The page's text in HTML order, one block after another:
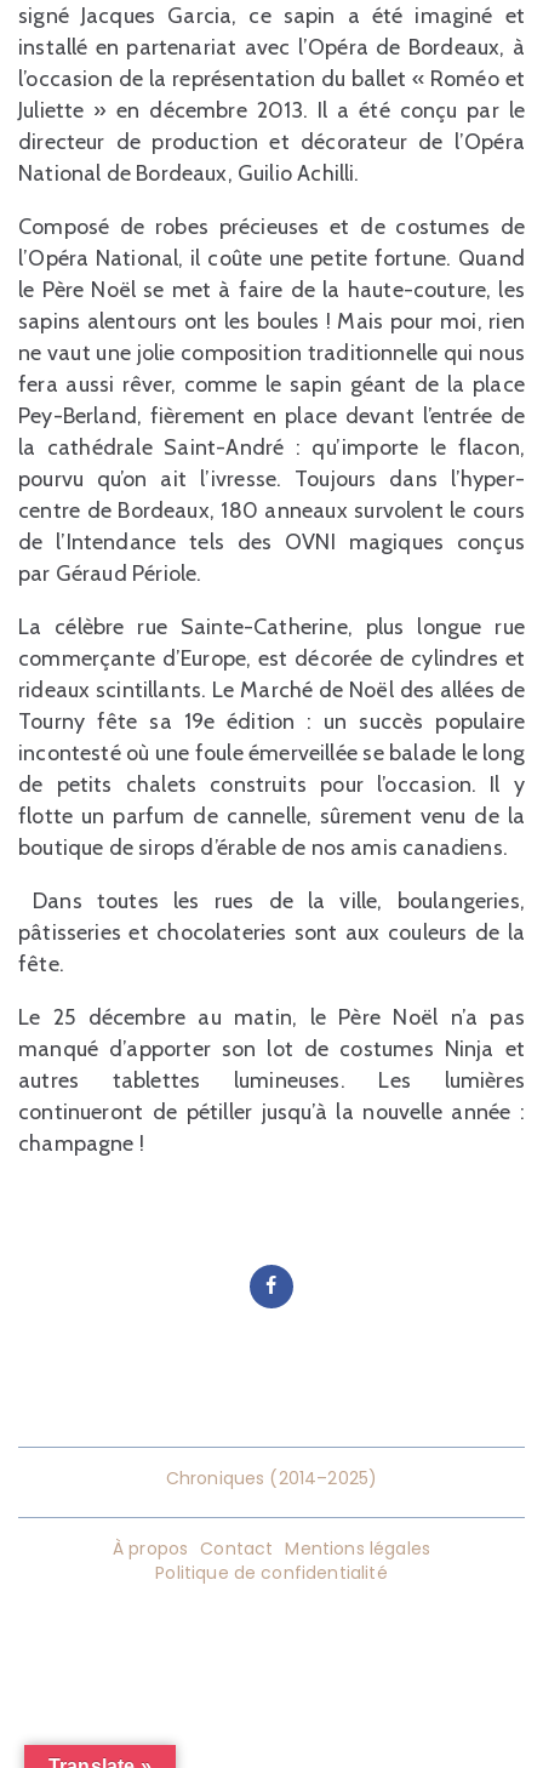
signé Jacques Garcia, ce sapin a été imaginé et
installé en partenariat avec l’Opéra de Bordeaux, à
l’occasion de la représentation du ballet « Roméo et
Juliette » en décembre 2013. Il a été conçu par le
directeur de production et décorateur de l’Opéra
National de Bordeaux, Guilio Achilli.
Composé de robes précieuses et de costumes de
l’Opéra National, il coûte une petite fortune. Quand
le Père Noël se met à faire de la haute-couture, les
sapins alentours ont les boules ! Mais pour moi, rien
ne vaut une jolie composition traditionnelle qui nous
fera aussi rêver, comme le sapin géant de la place
Pey-Berland, fièrement en place devant l’entrée de
la cathédrale Saint-André : qu’importe le flacon,
pourvu qu’on ait l’ivresse. Toujours dans l’hyper-
centre de Bordeaux, 180 anneaux survolent le cours
de l’Intendance tels des OVNI magiques conçus
par Géraud Périole.
La célèbre rue Sainte-Catherine, plus longue rue
commerçante d’Europe, est décorée de cylindres et
rideaux scintillants. Le Marché de Noël des allées de
Tourny fête sa 19e édition : un succès populaire
incontesté où une foule émerveillée se balade le long
de petits chalets construits pour l’occasion. Il y
flotte un parfum de cannelle, sûrement venu de la
boutique de sirops d’érable de nos amis canadiens.
Dans toutes les rues de la ville, boulangeries,
pâtisseries et chocolateries sont aux couleurs de la
fête.
Le 25 décembre au matin, le Père Noël n’a pas
manqué d’apporter son lot de costumes Ninja et
autres tablettes lumineuses. Les lumières
continueront de pétiller jusqu’à la nouvelle année :
champagne !
Chroniques (2014–2025)
À propos Contact Mentions légales
Politique de confidentialité